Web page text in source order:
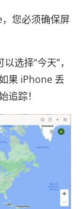
您必须确保屏
选择“今天”，
果 iPhone 丢
踪！